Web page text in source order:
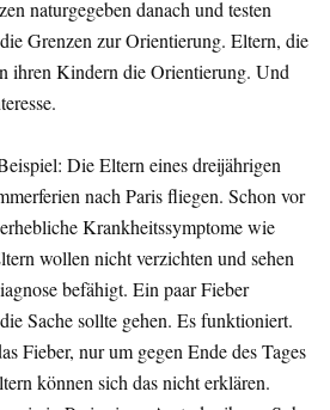
naturgegeben danach und testen
Grenzen zur Orientierung. Eltern, die
ihren Kindern die Orientierung. Und
Die Eltern eines dreijährigen
nach Paris fliegen. Schon vor
Krankheitssymptome wie
wollen nicht verzichten und sehen
befähigt. Ein paar Fieber
Sache sollte gehen. Es funktioniert.
Fieber, nur um gegen Ende des Tages
können sich das nicht erklären.